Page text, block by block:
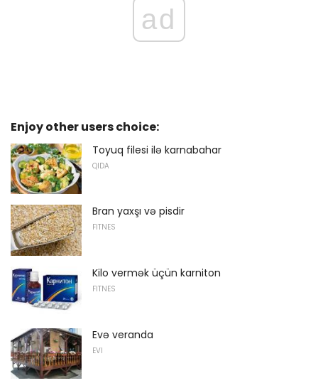
ad
Enjoy other users choice:
Toyuq filesi ilə karnabahar
QIDA
Bran yaxşı və pisdir
FITNES
Kilo vermək üçün karniton
FITNES
Evə veranda
EVI